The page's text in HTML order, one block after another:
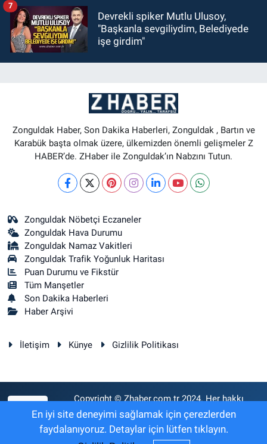
Devrekli spiker Mutlu Ulusoy,
"Başkanla sevgiliydim, Belediyede
işe girdim"
7
Zonguldak Haber, Son Dakika Haberleri, Zonguldak , Bartın ve
Karabük başta olmak üzere, ülkemizden önemli gelişmeler Z
HABER’de. ZHaber ile Zonguldak’ın Nabzını Tutun.
Zonguldak Nöbetçi Eczaneler
Zonguldak Hava Durumu
Zonguldak Namaz Vakitleri
Zonguldak Trafik Yoğunluk Haritası
Puan Durumu ve Fikstür
Tüm Manşetler
Son Dakika Haberleri
Haber Arşivi
İletişim Künye Gizlilik Politikası
Copyright © Zhaber.com.tr 2024. Her hakkı
saklıdır.
En iyi site deneyimi sağlamak için çerezlerden
faydalanıyoruz. Detaylar için lütfen tıklayın.